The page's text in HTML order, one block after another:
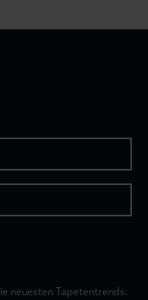
neuesten Tapetentrends.